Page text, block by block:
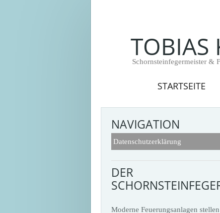
TOBIAS
Schornsteinfegermeister &
STARTSEITE
NAVIGATION
Datenschutzerklärung
DER
Moderne Feuerungsanlagen stellen